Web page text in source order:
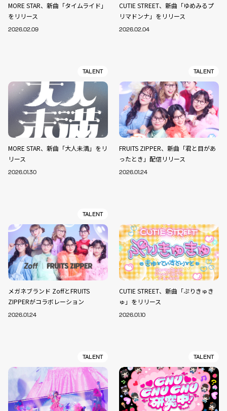
MORE STAR、新曲「タイムライド」
をリリース
2026.02.09
CUTIE STREET、新曲「ゆめみるプ
リマドンナ」をリリース
2026.02.04
TALENT
MORE STAR、新曲「大人未満」をリ
リース
2026.01.30
TALENT
FRUITS ZIPPER、新曲「君と目があ
ったとき」配信リリース
2026.01.24
TALENT
メガネブランド ZoffとFRUITS
ZIPPERがコラボレーション
2026.01.24
CUTIE STREET、新曲「ぷりきゅき
ゅ」をリリース
2026.01.10
TALENT TALENT